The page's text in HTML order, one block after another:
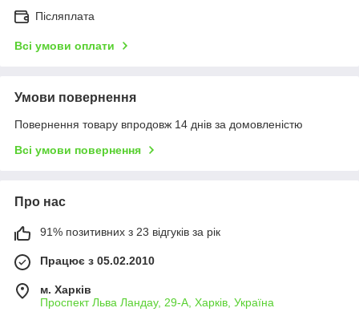
Післяплата
Всі умови оплати
Умови повернення
Повернення товару впродовж 14 днів за домовленістю
Всі умови повернення
Про нас
91% позитивних з 23 відгуків за рік
Працює з 05.02.2010
м. Харків
Проспект Льва Ландау, 29-А, Харків, Україна